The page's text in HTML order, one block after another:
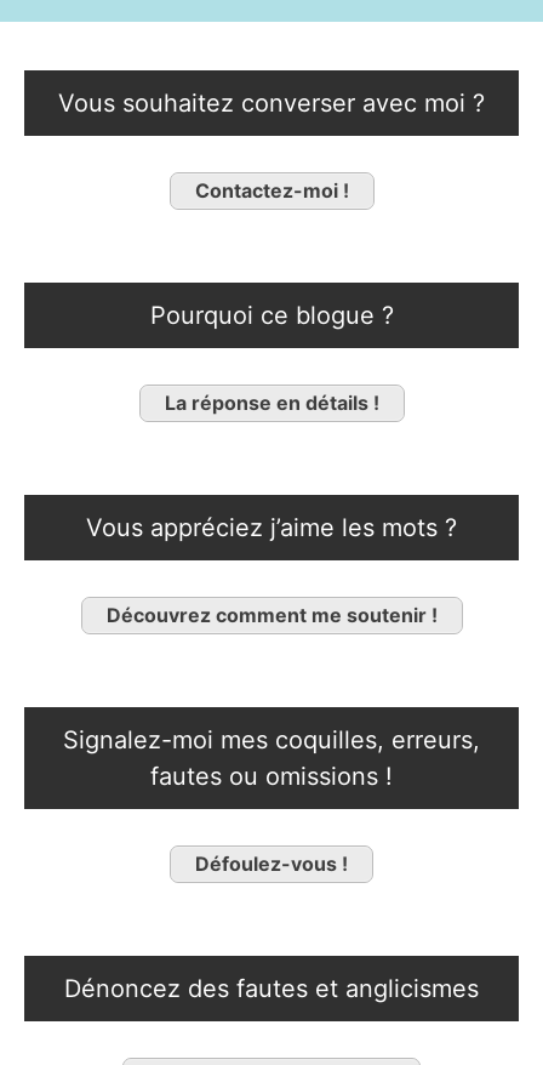
Vous souhaitez converser avec moi ?
Contactez-moi !
Pourquoi ce blogue ?
La réponse en détails !
Vous appréciez j’aime les mots ?
Découvrez comment me soutenir !
Signalez-moi mes coquilles, erreurs,
fautes ou omissions !
Défoulez-vous !
Dénoncez des fautes et anglicismes